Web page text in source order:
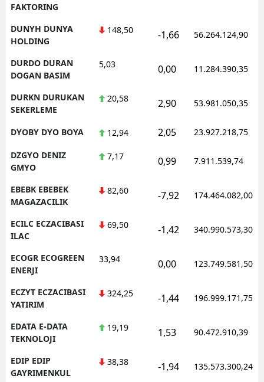
FAKTORING
DUNYH DUNYA
HOLDING
148,50 -1,66 56.264.124,90
DURDO DURAN
DOGAN BASIM
5,03 0,00 11.284.390,35
DURKN DURUKAN
SEKERLEME
20,58 2,90 53.981.050,35
DYOBY DYO BOYA 12,94 2,05 23.927.218,75
DZGYO DENIZ
GMYO
7,17 0,99 7.911.539,74
EBEBK EBEBEK
MAGAZACILIK
82,60 -7,92 174.464.082,00
ECILC ECZACIBASI
ILAC
69,50 -1,42 340.990.573,30
ECOGR ECOGREEN
ENERJI
33,94 0,00 123.749.581,50
ECZYT ECZACIBASI
YATIRIM
324,25 -1,44 196.999.171,75
EDATA E-DATA
TEKNOLOJI
19,19 1,53 90.472.910,39
EDIP EDIP
GAYRIMENKUL
38,38 -1,94 135.573.300,24